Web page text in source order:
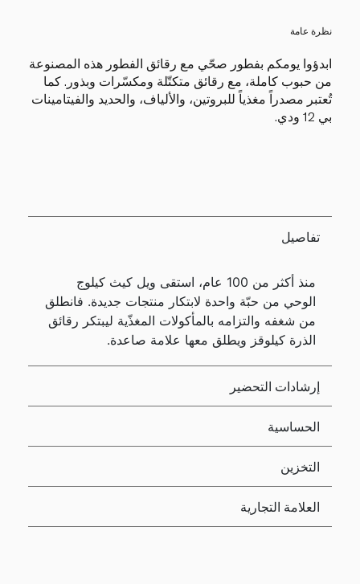
نظرة عامة
ابدؤوا يومكم بفطور صحّي مع رقائق الفطور هذه المصنوعة
من حبوب كاملة، مع رقائق متكتّلة ومكسّرات وبذور. كما
تُعتبر مصدراً مغذياً للبروتين، والألياف، والحديد والفيتامينات
بي 12 ودي.
تفاصيل
منذ أكثر من 100 عام، استقى ويل كيث كيلوج
الوحي من حبّة واحدة لابتكار منتجات جديدة. فانطلق
من شغفه والتزامه بالمأكولات المغذّية ليبتكر رقائق
الذرة كيلوقز ويطلق معها علامة صاعدة.
إرشادات التحضير
الحساسية
التخزين
العلامة التجارية